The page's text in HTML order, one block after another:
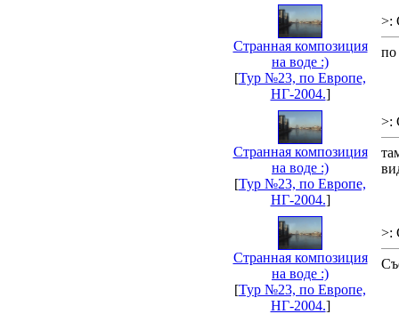
Странная композиция
на воде :)
[Тур №23, по Европе,
НГ-2004.]
>:
по
Странная композиция
на воде :)
[Тур №23, по Европе,
НГ-2004.]
>:
Странная композиция
на воде :)
[Тур №23, по Европе,
НГ-2004.]
>: